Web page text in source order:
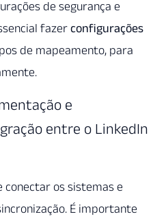
de segurança e
fazer configurações
de mapeamento, para
e
entre o LinkedIn
conectar os sistemas e
É importante